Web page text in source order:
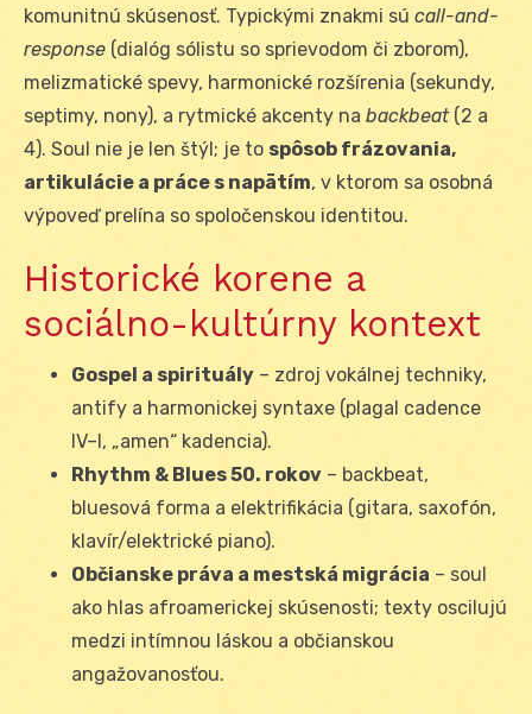
komunitnú skúsenosť. Typickými znakmi sú call-and-
response (dialóg sólistu so sprievodom či zborom),
melizmatické spevy, harmonické rozšírenia (sekundy,
septimy, nony), a rytmické akcenty na backbeat(2 a
4). Soul nie je len štýl; je to spôsob frázovania,
artikulácie a práce s napätím, v ktorom sa osobná
výpoveď prelína so spoločenskou identitou.
Historické korene a
sociálno-kultúrny kontext
Gospel a spirituály – zdroj vokálnej techniky,
antify a harmonickej syntaxe (plagal cadence
IV–I, „amen“ kadencia).
Rhythm & Blues 50. rokov – backbeat,
bluesová forma a elektrifikácia (gitara, saxofón,
klavír/elektrické piano).
Občianske práva a mestská migrácia – soul
ako hlas afroamerickej skúsenosti; texty oscilujú
medzi intímnou láskou a občianskou
angažovanosťou.